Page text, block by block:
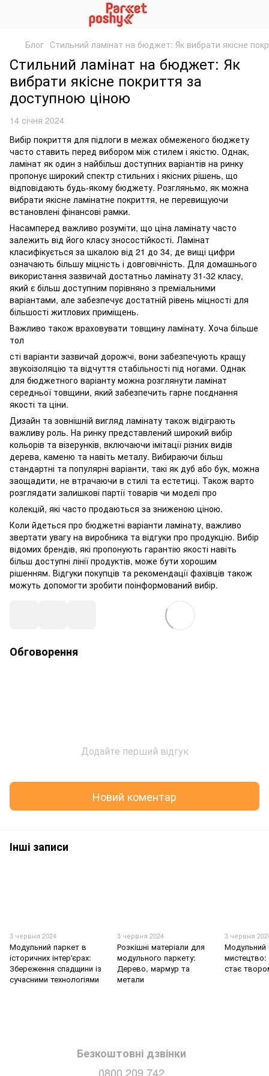
Блог Стильний ламінат на бюджет: Як вибрати якісне
Стильний ламінат на бюджет: Як
вибрати якісне покриття за
доступною ціною
14 січня 2024
Вибір покриття для підлоги в межах обмеженого бюджету
часто ставить перед вибором між стилем і якістю. Однак,
ламінат як один з найбільш доступних варіантів на ринку
пропонує широкий спектр стильних і якісних рішень, що
відповідають будь-якому бюджету. Розгляньмо, як можна
вибрати якісне ламінатне покриття, не перевищуючи
встановлені фінансові рамки.
Насамперед важливо розуміти, що ціна ламінату часто
залежить від його класу зносостійкості. Ламінат
класифікується за шкалою від 21 до 34, де вищі цифри
означають більшу міцність і довговічність. Для домашнього
використання зазвичай достатньо ламінату 31-32 класу,
який є більш доступним порівняно з преміальними
варіантами, але забезпечує достатній рівень міцності для
більшості житлових приміщень.
Важливо також враховувати товщину ламінату. Хоча більше
тол
сті варіанти зазвичай дорожчі, вони забезпечують кращу
звукоізоляцію та відчуття стабільності під ногами. Однак
для бюджетного варіанту можна розглянути ламінат
середньої товщини, який забезпечить гарне поєднання
якості та ціни.
Дизайн та зовнішній вигляд ламінату також відіграють
важливу роль. На ринку представлений широкий вибір
кольорів та візерунків, включаючи імітації різних видів
дерева, каменю та навіть металу. Вибираючи більш
стандартні та популярні варіанти, такі як дуб або бук, можна
заощадити, не втрачаючи в стилі та естетиці. Також варто
розглядати залишкові партії товарів чи моделі про
колекцій, які часто продаються за зниженою ціною.
Коли йдеться про бюджетні варіанти ламінату, важливо
звертати увагу на виробника та відгуки про продукцію. Вибір
відомих брендів, які пропонують гарантію якості навіть
більш доступні лінії продуктів, може бути хорошим
рішенням. Відгуки покупців та рекомендації фахівців також
можуть допомогти зробити поінформований вибір.
Обговорення
Додайте перший відгук
Новий коментар
Інші записи
3 червня 2024
Модульний паркет в
історичних інтер'єрах:
Збереження спадщини із
сучасними технологіями
3 червня 2024
Розкішні матеріали для
модульного паркету:
Дерево, мармур та
метали
3 червня
Модульний
мистецтво:
стає
Безкоштовні дзвінки
0800 209 742